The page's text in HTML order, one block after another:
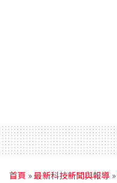
首頁 »最新科技新聞與報導 »